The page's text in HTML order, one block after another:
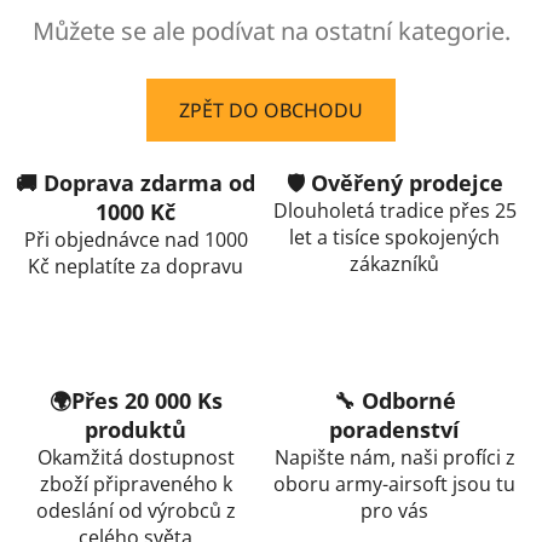
Můžete se ale podívat na ostatní kategorie.
ZPĚT DO OBCHODU
🚚 Doprava zdarma od
1000 Kč
Při objednávce nad 1000
Kč neplatíte za dopravu
🛡️ Ověřený prodejce
Dlouholetá tradice přes 25
let a tisíce spokojených
zákazníků
🌍Přes 20 000 Ks
produktů
Okamžitá dostupnost
zboží připraveného k
odeslání od výrobců z
🔧 Odborné
poradenství
Napište nám, naši profíci z
oboru army-airsoft jsou tu
pro vás